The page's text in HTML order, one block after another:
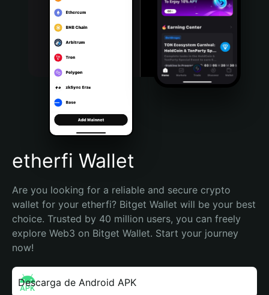
Português (Portugal)
Bahasa Indonesia
Português (Brasil)
Español (Argentina)
etherfi Wallet
Are you looking for a reliable and secure crypto
wallet for your etherfi? Bitget Wallet will be your best
choice. Trusted by 40 million users, you can freely
explore Web3 on Bitget Wallet. Start your journey
now!
Descarga de Android APK